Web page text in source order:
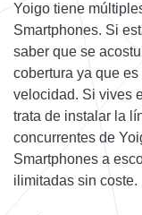
Yoigo tiene
Smartphones. Si
saber que se
cobertura ya que
velocidad. Si vives
trata de instalar la
concurrentes de
Smartphones a
ilimitadas sin coste.